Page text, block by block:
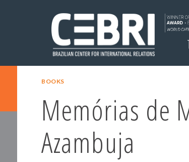
BOOKS
Memórias de
Azambuja